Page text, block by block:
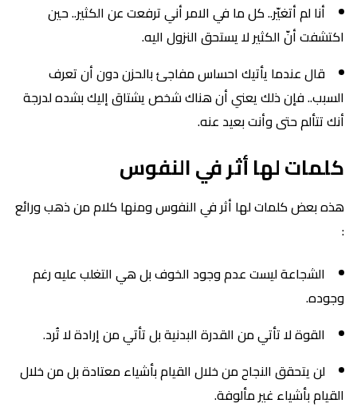
أنا لم أتغيّر.. كل ما في الامر أني ترفعت عن الكثير.. حين
اكتشفت أنّ الكثير لا يستحق النزول اليه.
قال عندما يأتيك احساس مفاجئ بالحزن دون أن تعرف
السبب.. فإن ذلك يعني أن هناك شخص يشتاق إليك بشده لدرجة
أنك تتألم حتى وأنت بعيد عنه.
كلمات لها أثر في النفوس
هذه بعض كلمات لها أثر في النفوس ومنها كلام من ذهب ورائع
:
الشجاعة ليست عدم وجود الخوف بل هي التغلب عليه رغم
وجوده.
القوة لا تأتي من القدرة البدنية بل تأتي من إرادة لا تُرد.
لن يتحقق النجاح من خلال القيام بأشياء معتادة بل من خلال
القيام بأشياء غير مألوفة.